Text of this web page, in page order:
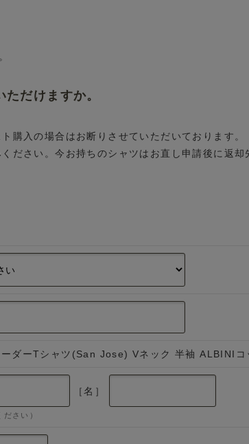
だけますか。
購入の場合はお断りさせていただいております。
ださい。今お持ちのシャツはお直し申請後に返
ーダーTシャツ(San Jose) Vネック 半袖 ALBINI
［名］
ださい）